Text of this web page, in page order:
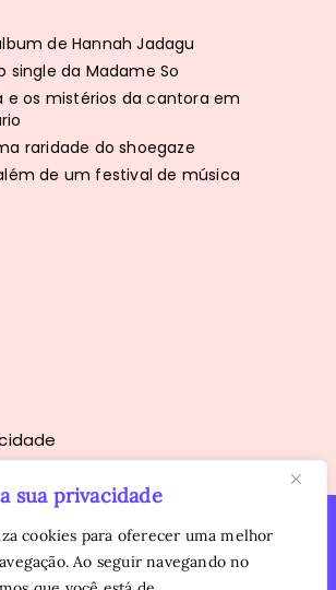
sua privacidade
cookies para oferecer uma melhor
Ao seguir navegando no
de Hannah Jadagu
single da Madame So
e os mistérios da cantora em
raridade do shoegaze
de um festival de música
Sopa Alternativa. Todos os direitos